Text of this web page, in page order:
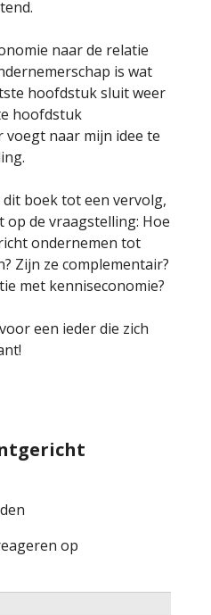
naar de relatie
is wat
hoofdstuk sluit weer
hoofdstuk
voegt naar mijn idee te
boek tot een vervolg,
op de vraagstelling: Hoe
ondernemen tot
Zijn ze complementair?
met kenniseconomie?
een ieder die zich
op